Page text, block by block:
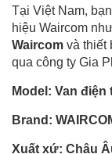
Tại Việt Nam,
hiệu Waircom
Waircom và thiết
qua công ty Gia
Model: Van điện
Brand:
Xuất xứ: Châu